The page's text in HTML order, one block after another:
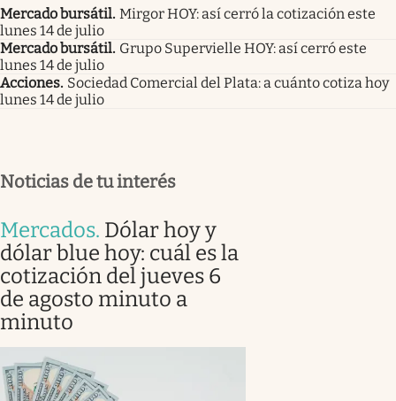
Mercado bursátil. Mirgor HOY: así cerró la cotización este
lunes 14 de julio
Mercado bursátil. Grupo Supervielle HOY: así cerró este
lunes 14 de julio
Acciones. Sociedad Comercial del Plata: a cuánto cotiza hoy
lunes 14 de julio
Noticias de tu interés
Mercados. Dólar hoy y
dólar blue hoy: cuál es la
cotización del jueves 6
de agosto minuto a
minuto